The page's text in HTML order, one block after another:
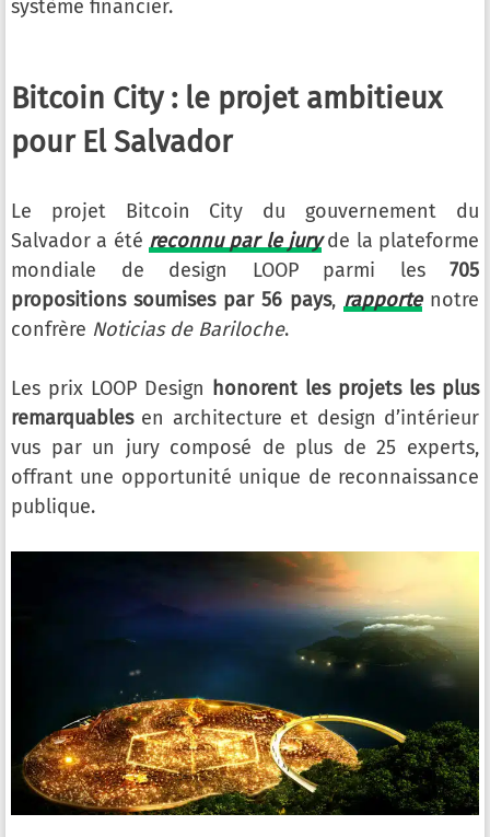
système financier.
Bitcoin City : le projet ambitieux
pour El Salvador
Le projet Bitcoin City du gouvernement du
Salvador a été reconnu par le juryde la plateforme
mondiale de design LOOP parmi les 705
propositions soumises par 56 pays, rapportenotre
confrère Noticias de Bariloche.
Les prix LOOP Design honorent les projets les plus
remarquablesen architecture et design d’intérieur
vus par un jury composé de plus de 25 experts,
offrant une opportunité unique de reconnaissance
publique.